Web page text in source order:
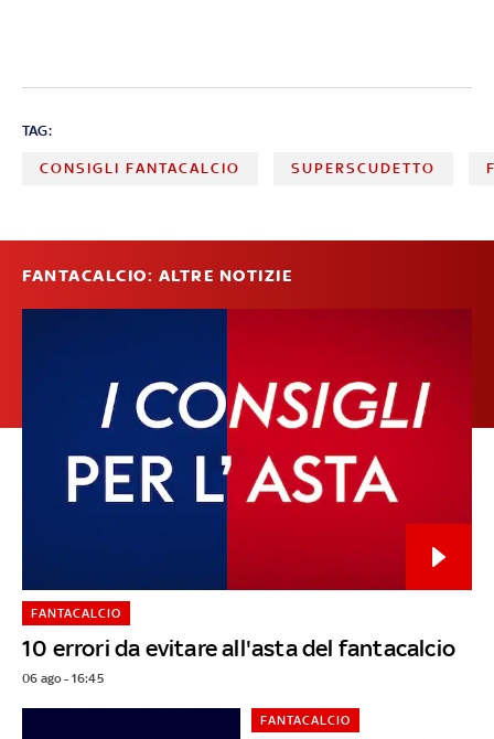
TAG:
CONSIGLI FANTACALCIO SUPERSCUDETTO
FANTACALCIO: ALTRE NOTIZIE
10 errori da evitare all'asta del fantacalcio
FANTACALCIO
06 ago - 16:45
FANTACALCIO